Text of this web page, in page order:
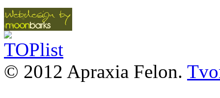
© 2012 Apraxia Felon.